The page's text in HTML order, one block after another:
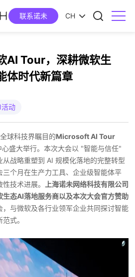
联系诺未 CH
AI Tour，深耕微软生
体时代新篇章
活动
球科技界瞩目的Microsoft AI Tour
盛大举行。本次大会以 "智能与信任"
战略重塑到 AI 规模化落地的完整转型
个月在生产力工具、企业级智能体平
技术进展。
上海诺未网络科技有限公司
态AI落地服务商以及本次大会官方赞助
，与微软及各行业领军企业共同探讨智能
式。